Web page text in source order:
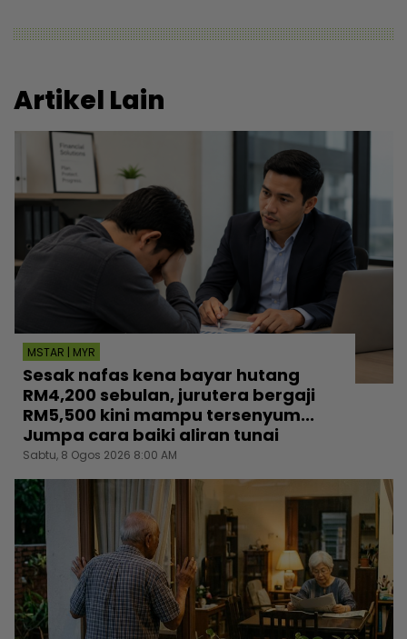
Artikel Lain
MSTAR | MYR
Sesak nafas kena bayar hutang
RM4,200 sebulan, jurutera bergaji
RM5,500 kini mampu tersenyum...
Jumpa cara baiki aliran tunai
Sabtu, 8 Ogos 2026 8:00 AM